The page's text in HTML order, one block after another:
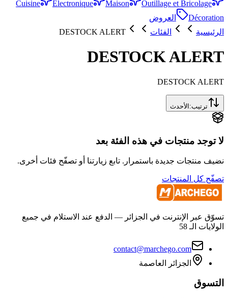
Cuisine
Électronique Maison
Outillage et Bricolage
Décoration
العروض
الرئيسية
الفئات DESTOCK ALERT
DESTOCK ALERT
DESTOCK ALERT
ترتيب: الأحدث
لا توجد منتجات في هذه الفئة بعد
نضيف منتجات جديدة باستمرار. تابع زيارتنا أو تصفّح فئات أخرى.
تصفّح كل المنتجات
تسوّق عبر الإنترنت في الجزائر — الدفع عند الاستلام في جميع
الولايات الـ 58
contact@marchego.com
الجزائر العاصمة
التسوق